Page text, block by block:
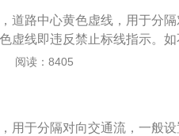
标线。
道路中心黄色虚线，用于分
虚线即违反禁止标线指示。
，都属于违反禁止标线指示。
间分割线。黄色单实线区别于
口的双向车道一般都是黄色虚
阅读：8405
用于分隔对向交通流，一般设